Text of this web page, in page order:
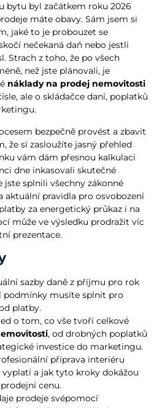
bytu byl začátkem roku 2026
máte obavy. Sám jsem si
jaké to je probouzet se
nečekaná daň nebo jestli
Strach z toho, že po všech
než jste plánovali, je
náklady na prodej nemovitosti
ale o skládačce daní, poplatků
bezpečně provést a zbavit
že si zasloužíte jasný přehled
vám dám přesnou kalkulaci
dne inkasovali skutečné
splnili všechny zákonné
aktuální pravidla pro osvobození
za energetický průkaz i na
může ve výsledku prodražit víc
prezentace.
sazby daně z příjmu pro rok
podmínky musíte splnit pro
platby.
o tom, co vše tvoří celkové
, od drobných poplatků
investice do marketingu.
příprava interiéru
a jak tyto kroky dokážou
cenu.
prodeje svépomocí